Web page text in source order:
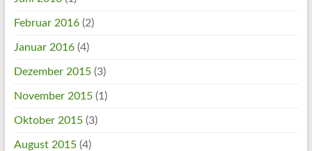
Februar 2016(2)
Januar 2016(4)
Dezember 2015(3)
November 2015(1)
Oktober 2015(3)
August 2015(4)